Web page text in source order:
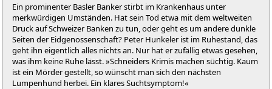
Ein prominenter Basler Banker stirbt im Krankenhaus unter
merkwürdigen Umständen. Hat sein Tod etwa mit dem weltweiten
Druck auf Schweizer Banken zu tun, oder geht es um andere dunkle
Seiten der Eidgenossenschaft? Peter Hunkeler ist im Ruhestand, das
geht ihn eigentlich alles nichts an. Nur hat er zufällig etwas gesehen,
was ihm keine Ruhe lässt. »Schneiders Krimis machen süchtig. Kaum
ist ein Mörder gestellt, so wünscht man sich den nächsten
Lumpenhund herbei. Ein klares Suchtsymptom!«